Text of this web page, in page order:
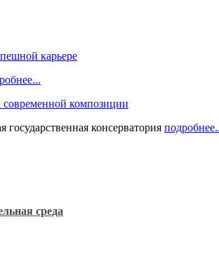
карьере
композиции
консерватория
среда